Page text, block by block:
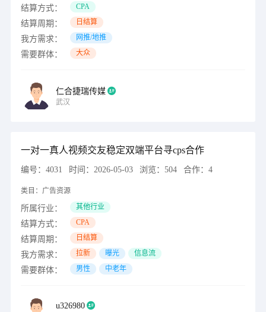
结算方式： CPA
结算周期： 日结算
我方需求： 网推/地推
需要群体： 大众
仁合捷瑞传媒
武汉
一对一真人视频交友稳定双端平台寻cps合作
编号： 4031 时间： 2026-05-03 浏览： 504 合作： 4
类目： 广告资源
所属行业： 其他行业
结算方式： CPA
结算周期： 日结算
我方需求： 拉新 曝光 信息流
需要群体： 男性 中老年
u326980